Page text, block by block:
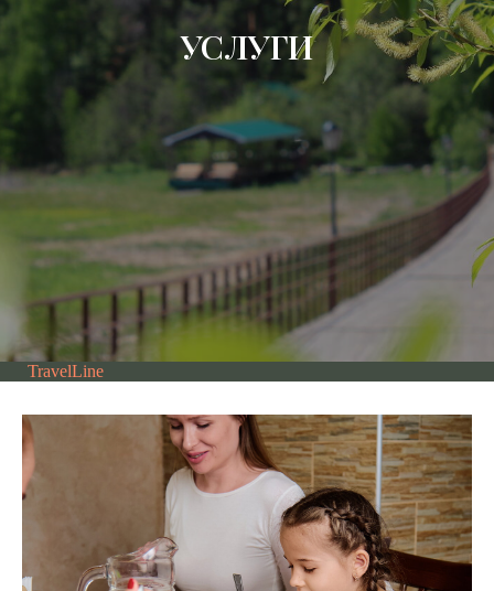
УСЛУГИ
TravelLine